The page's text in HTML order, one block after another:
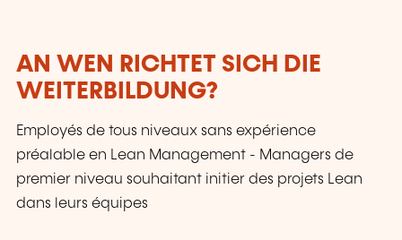
AN WEN RICHTET SICH DIE
WEITERBILDUNG?
Employés de tous niveaux sans expérience
préalable en Lean Management - Managers de
premier niveau souhaitant initier des projets Lean
dans leurs équipes